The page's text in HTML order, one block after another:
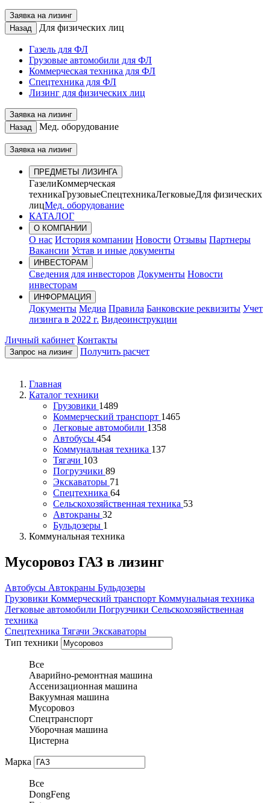
Заявка на лизинг
Назад
Для физических лиц
Газель для ФЛ
Грузовые автомобили для ФЛ
Коммерческая техника для ФЛ
Спецтехника для ФЛ
Лизинг для физических лиц
Заявка на лизинг
Назад
Мед. оборудование
Заявка на лизинг
ПРЕДМЕТЫ ЛИЗИНГА
ГазелиКоммерческая
техникаГрузовыеСпецтехникаЛегковыеДля физических
лицМед. оборудование
КАТАЛОГ
О КОМПАНИИ
О нас История компании Новости Отзывы Партнеры
Вакансии Устав и иные документы
ИНВЕСТОРАМ
Сведения для инвесторов Документы Новости
инвесторам
ИНФОРМАЦИЯ
Документы Медиа Правила Банковские реквизиты Учет
лизинга в 2022 г. Видеоинструкции
Личный кабинет Контакты
Запрос на лизинг Получить расчет
Главная
Каталог техники
Грузовики 1489
Коммерческий транспорт 1465
Легковые автомобили 1358
Автобусы 454
Коммунальная техника 137
Тягачи 103
Погрузчики 89
Экскаваторы 71
Спецтехника 64
Сельскохозяйственная техника 53
Автокраны 32
Бульдозеры 1
Коммунальная техника
Мусоровоз ГАЗ в лизинг
Автобусы Автокраны Бульдозеры
Грузовики Коммерческий транспорт Коммунальная техника
Легковые автомобили Погрузчики Сельскохозяйственная
техника
Спецтехника Тягачи Экскаваторы
Тип техники
Все
Аварийно-ремонтная машина
Ассенизационная машина
Вакуумная машина
Мусоровоз
Спецтранспорт
Уборочная машина
Цистерна
Марка
Все
DongFeng